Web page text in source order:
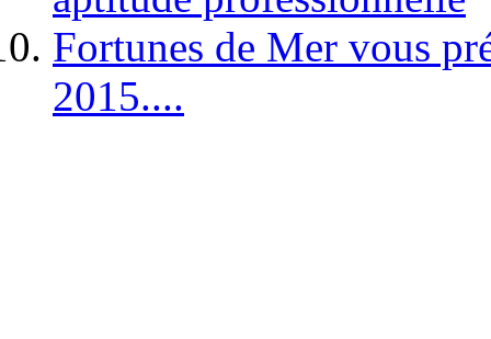
Fortunes de Mer vous
2015....